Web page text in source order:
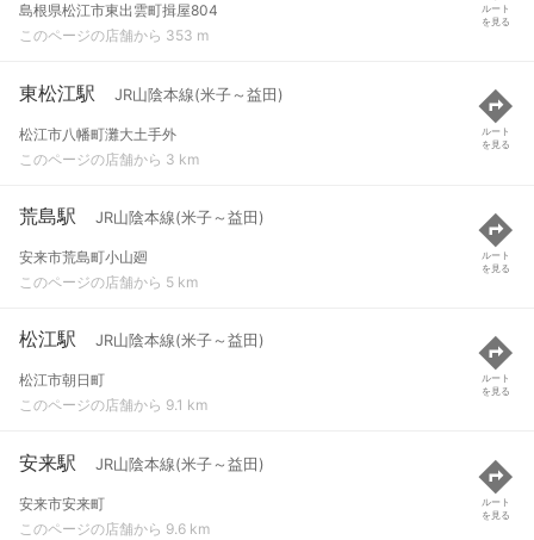
島根県松江市東出雲町揖屋804
このページの店舗から 353 m
ルート
を見る
東松江駅 JR山陰本線(米子～益田)
松江市八幡町灘大土手外
このページの店舗から 3 km
ルート
を見る
荒島駅 JR山陰本線(米子～益田)
安来市荒島町小山廻
このページの店舗から 5 km
ルート
を見る
松江駅 JR山陰本線(米子～益田)
松江市朝日町
このページの店舗から 9.1 km
ルート
を見る
安来駅 JR山陰本線(米子～益田)
安来市安来町
このページの店舗から 9.6 km
ルート
を見る